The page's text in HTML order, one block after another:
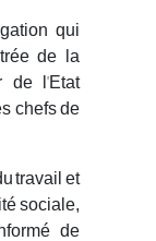
qui
de la
de l'Etat
chefs de
travail et
sociale,
de